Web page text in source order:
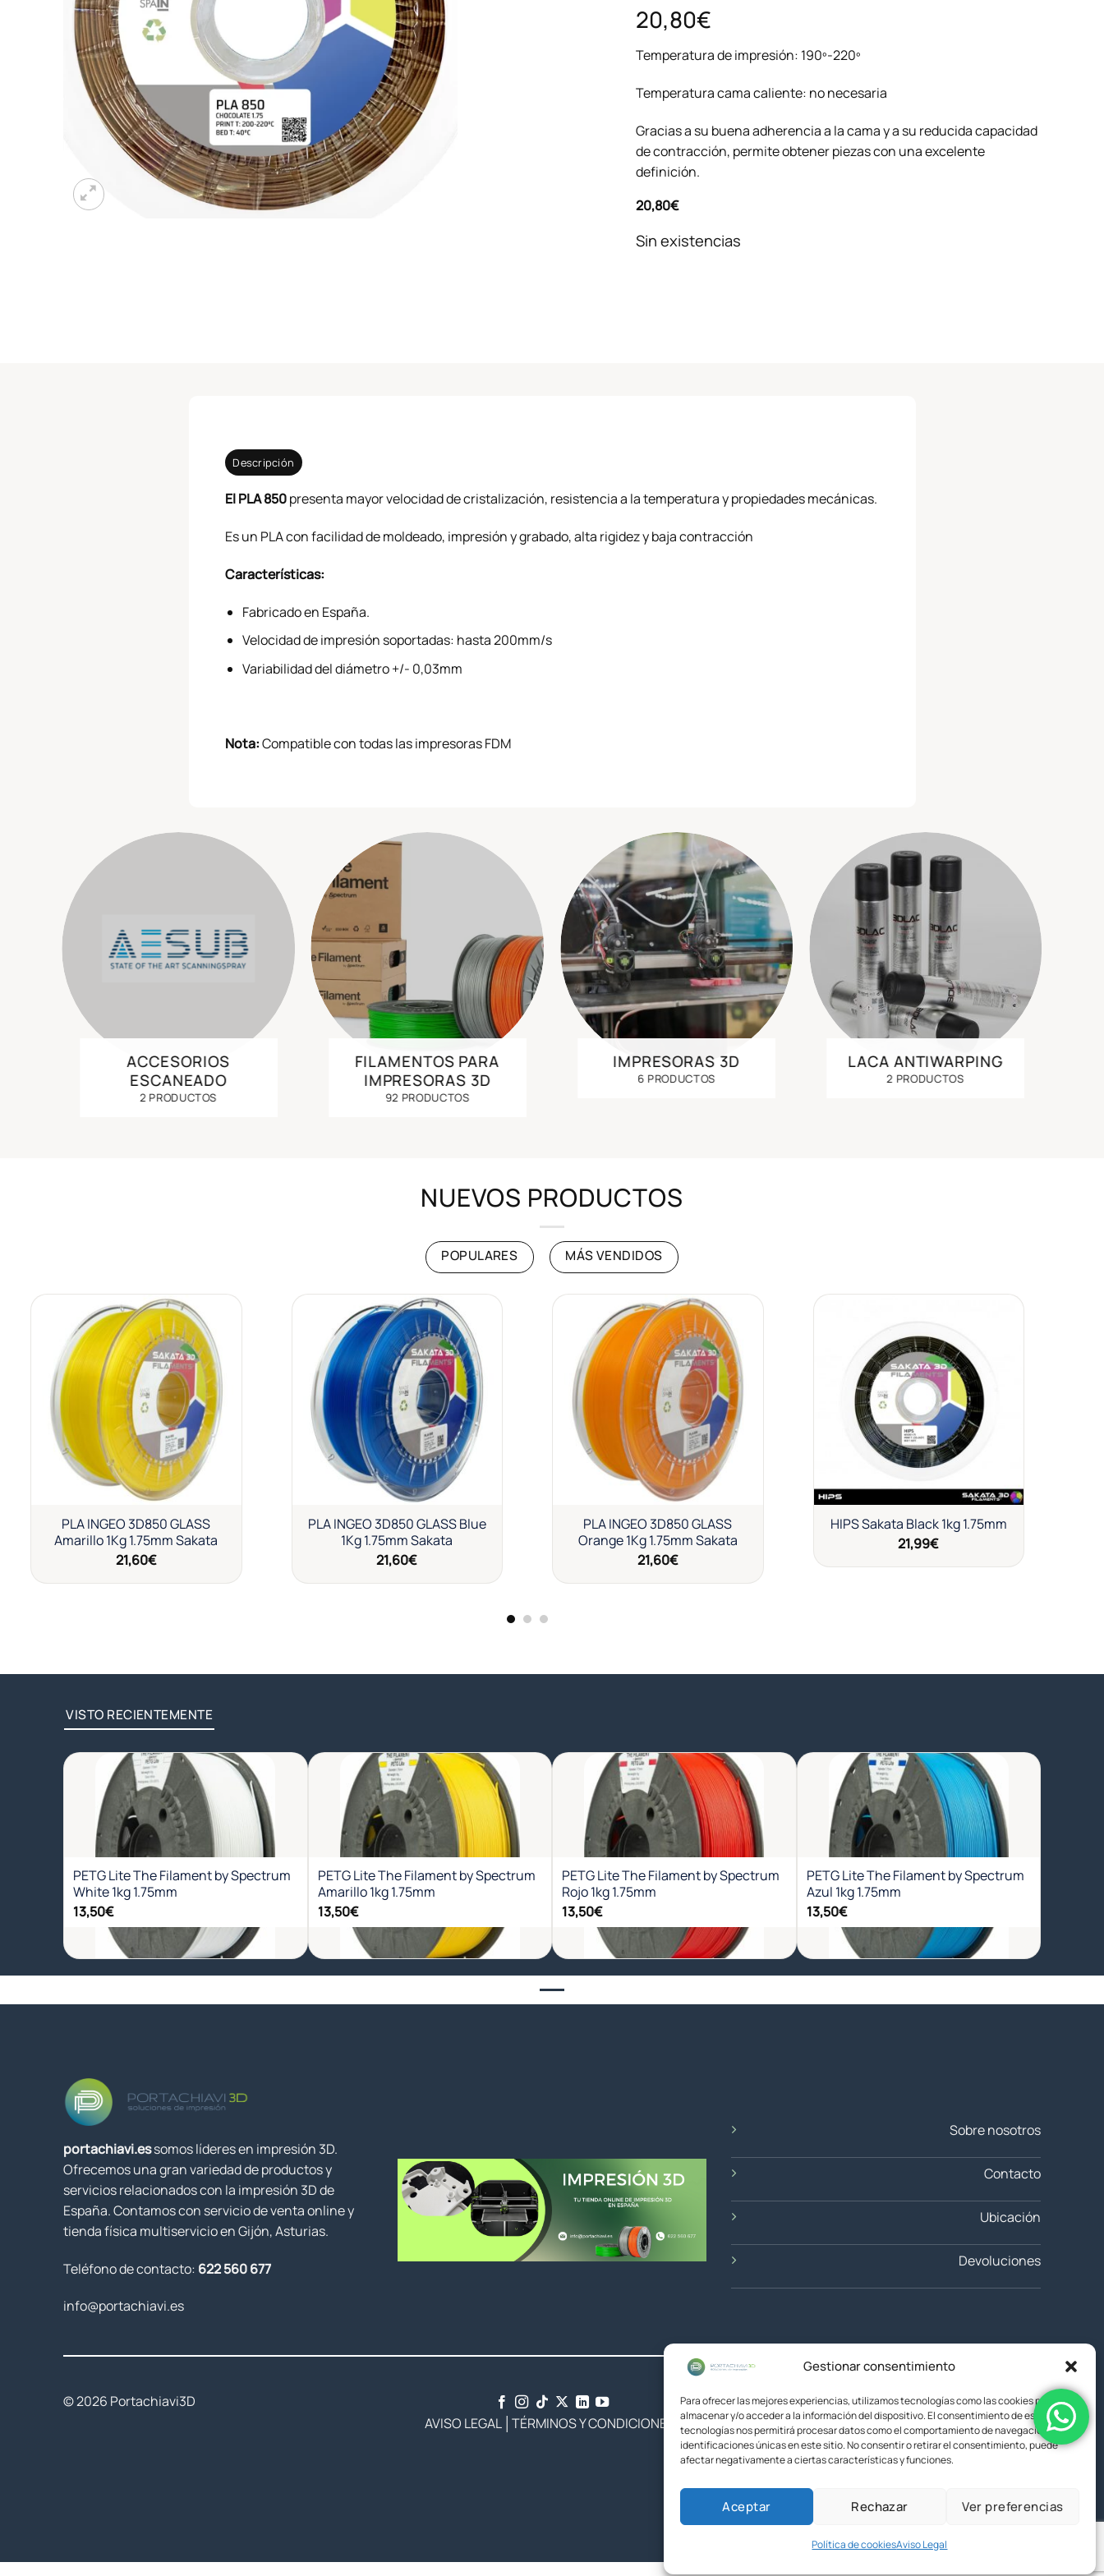
Gestionar consentimiento
Para ofrecer las mejores experiencias, utilizamos tecnologías como las cookies para
almacenar y/o acceder a la información del dispositivo. El consentimiento de estas
tecnologías nos permitirá procesar datos como el comportamiento de navegación o las
identificaciones únicas en este sitio. No consentir o retirar el consentimiento, puede
afectar negativamente a ciertas características y funciones.
Aceptar Rechazar Ver preferencias
Política de cookiesAviso Legal
20,80€
Temperatura de impresión: 190º-220º
Temperatura cama caliente: no necesaria
Gracias a su buena adherencia a la cama y a su reducida capacidad
de contracción, permite obtener piezas con una excelente
definición.
20,80€
Sin existencias
Descripción
El PLA 850presenta mayor velocidad de cristalización, resistencia a la temperatura y propiedades mecánicas.
Es un PLA con facilidad de moldeado, impresión y grabado, alta rigidez y baja contracción
Características:
Fabricado en España.
Velocidad de impresión soportadas: hasta 200mm/s
Variabilidad del diámetro +/- 0,03mm
Nota:Compatible con todas las impresoras FDM
ACCESORIOS
ESCANEADO
2 PRODUCTOS
FILAMENTOS PARA
IMPRESORAS 3D
92 PRODUCTOS
IMPRESORAS 3D
6 PRODUCTOS
LACA ANTIWARPING
2 PRODUCTOS
NUEVOS PRODUCTOS
POPULARES MÁS VENDIDOS
Añadir
a la
lista de
deseos
PLA INGEO 3D850 GLASS
Amarillo 1Kg 1.75mm Sakata
21,60€
Añadir
a la
lista de
deseos
PLA INGEO 3D850 GLASS Blue
1Kg 1.75mm Sakata
21,60€
Añadir
a la
lista de
deseos
PLA INGEO 3D850 GLASS
Orange 1Kg 1.75mm Sakata
21,60€
lista de
deseos
HIPS Sakata Black 1kg 1.75mm
21,99€
VISTO RECIENTEMENTE
Añadir
lista de
deseos
+
PETG Lite The Filament by Spectrum
White 1kg 1.75mm
13,50€
Añadir
lista de
+
PETG Lite The Filament by Spectrum
Amarillo 1kg 1.75mm
13,50€
Añadir
a la
lista de
+
PETG Lite The Filament by Spectrum
Rojo 1kg 1.75mm
13,50€
Añadir
a la
lista de
deseos
PETG Lite The Filament by Spectrum
Azul 1kg 1.75mm
13,50€
portachiavi.essomos líderes en impresión 3D.
Ofrecemos una gran variedad de productos y
servicios relacionados con la impresión 3D de
España. Contamos con servicio de venta online y
tienda física multiservicio en Gijón, Asturias.
Teléfono de contacto: 622 560 677
info@portachiavi.es
Sobre nosotros
Contacto
Ubicación
Devoluciones
© 2026 Portachiavi3D
AVISO LEGAL│ TÉRMINOS Y CONDICIONES